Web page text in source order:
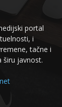
portal
i
tačne i
širu javnost.